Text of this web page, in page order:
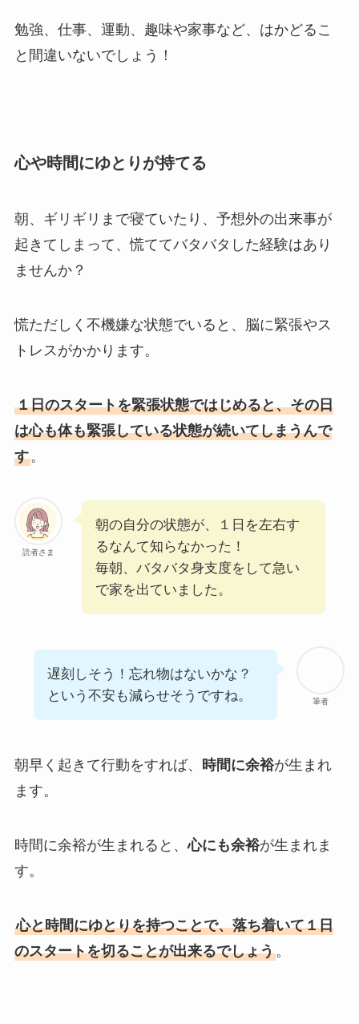
勉強、仕事、運動、趣味や家事など、はかどるこ
と間違いないでしょう！
心や時間にゆとりが持てる
朝、ギリギリまで寝ていたり、予想外の出来事が
起きてしまって、慌ててバタバタした経験はあり
ませんか？
慌ただしく不機嫌な状態でいると、脳に緊張やス
トレスがかかります。
１日のスタートを緊張状態ではじめると、その日
は心も体も緊張している状態が続いてしまうんで
す。
読者さま
朝の自分の状態が、１日を左右す
るなんて知らなかった！
毎朝、バタバタ身支度をして急い
で家を出ていました。
筆者
遅刻しそう！忘れ物はないかな？
という不安も減らせそうですね。
朝早く起きて行動をすれば、 時間に余裕が生まれ
ます。
時間に余裕が生まれると、心にも余裕が生まれま
す。
心と時間にゆとりを持つことで、落ち着いて１日
のスタートを切ることが出来るでしょう。